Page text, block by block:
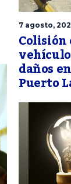
7 agosto,
daños
Puerto